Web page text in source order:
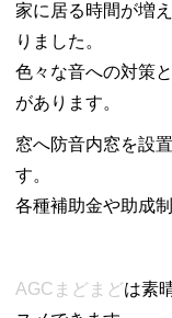
家に居る時間が増
りました。
色々な音への対策
があります。
窓へ防音内窓を設
す。
各種補助金や助成
AGCまどまどは素